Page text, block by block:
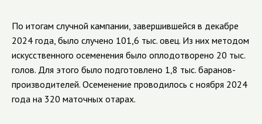
По итогам случной кампании, завершившейся в декабре
2024 года, было случено 101,6 тыс. овец. Из них методом
искусственного осеменения было оплодотворено 20 тыс.
голов. Для этого было подготовлено 1,8 тыс. баранов-
производителей. Осеменение проводилось с ноября 2024
года на 320 маточных отарах.